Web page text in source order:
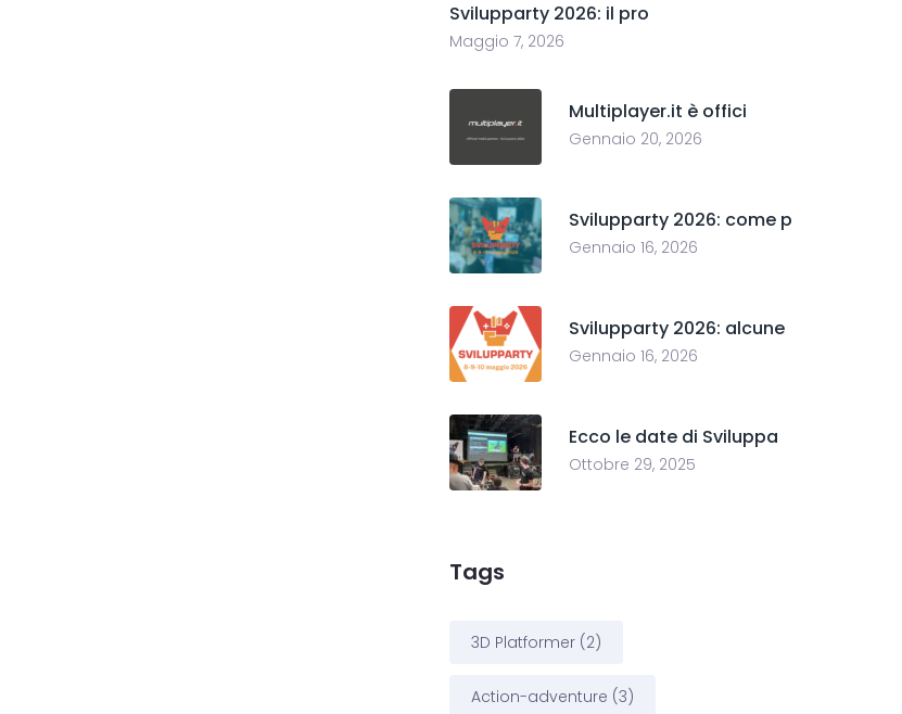
Svilupparty 2026: il pro
Maggio 7, 2026
Multiplayer.it è offici
Gennaio 20, 2026
Svilupparty 2026: come p
Gennaio 16, 2026
Svilupparty 2026: alcune
Gennaio 16, 2026
Ecco le date di Sviluppa
Ottobre 29, 2025
Tags
3D Platformer (2)
Action-adventure (3)